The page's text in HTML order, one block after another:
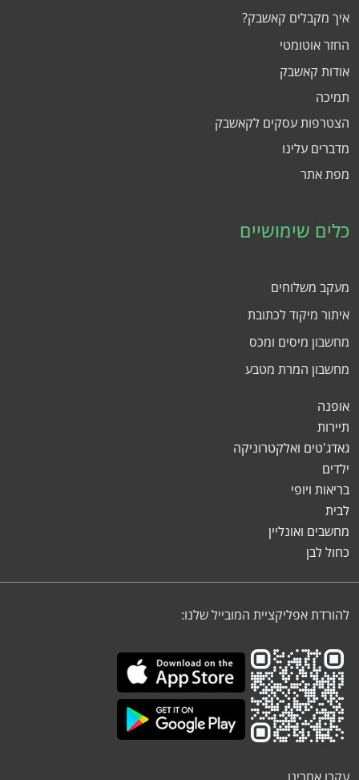
איך מקבלים קאשבק?
החזר אוטומטי
אודות קאשבק
תמיכה
הצטרפות עסקים לקאשבק
מדברים עלינו
מפת אתר
כלים שימושיים
מעקב משלוחים
איתור מיקוד לכתובת
מחשבון מיסים ומכס
מחשבון המרת מטבע
אופנה
תיירות
גאדג'טים ואלקטרוניקה
ילדים
בריאות ויופי
לבית
מחשבים ואונליין
כחול לבן
להורדת אפליקציית המובייל שלנו: